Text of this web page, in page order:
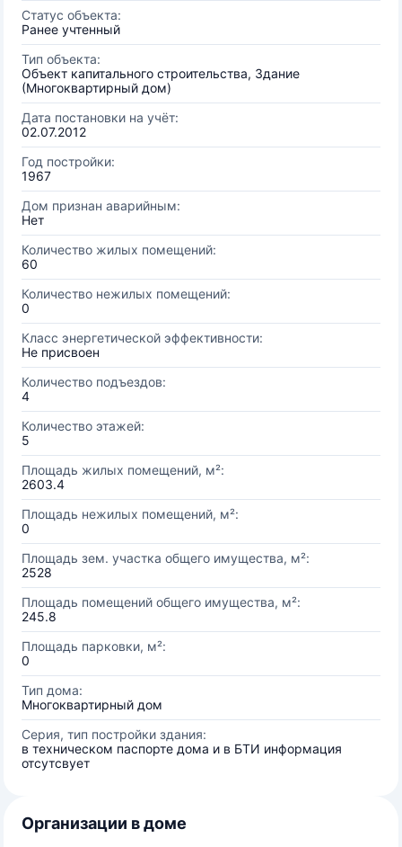
Статус объекта:
Ранее учтенный
Тип объекта:
Объект капитального строительства, Здание
(Многоквартирный дом)
Дата постановки на учёт:
02.07.2012
Год постройки:
1967
Дом признан аварийным:
Нет
Количество жилых помещений:
60
Количество нежилых помещений:
0
Класс энергетической эффективности:
Не присвоен
Количество подъездов:
4
Количество этажей:
5
Площадь жилых помещений, м²:
2603.4
Площадь нежилых помещений, м²:
0
Площадь зем. участка общего имущества, м²:
2528
Площадь помещений общего имущества, м²:
245.8
Площадь парковки, м²:
0
Тип дома:
Многоквартирный дом
Серия, тип постройки здания:
в техническом паспорте дома и в БТИ информация
отсутсвует
Организации в доме